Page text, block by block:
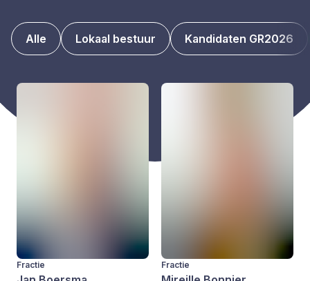
Alle Lokaal bestuur Kandidaten GR2026
Fractie Fractie